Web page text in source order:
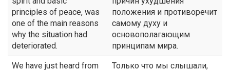
principles of peace, was
one of the main reasons
why the situation had
deteriorated.
положения и противоречит
самому духу и
основополагающим
принципам мира.
We have just heard from
Только что мы слышали,